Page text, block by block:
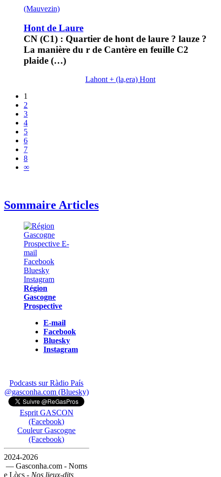
(Mauvezin)
Hont de Laure
CN (C1) : Quartier de hont de laure ? lauze ?
La manière du r de Cantère en feuille C2
plaide (…)
Lahont + (la,era) Hont
1
2
3
4
5
6
7
8
∞
Sommaire Articles
Région
Gascogne
Prospective
E-mail
Facebook
Bluesky
Instagram
Podcasts sur Ràdio País
@gasconha.com (Bluesky)
Esprit GASCON
(Facebook)
Couleur Gascogne
(Facebook)
2024-2026
— Gasconha.com - Noms
e Lòcs - Nos lieux-dits